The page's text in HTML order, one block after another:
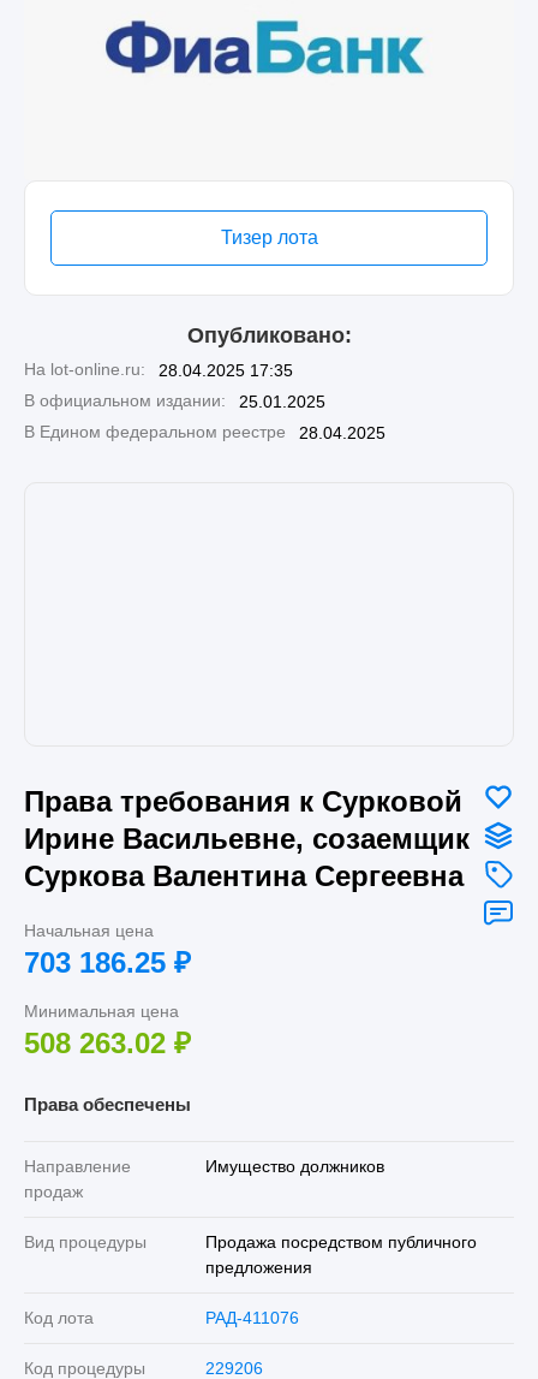
Тизер лота
Опубликовано:
На lot-online.ru:
28.04.2025 17:35
В официальном издании:
25.01.2025
В Едином федеральном реестре
28.04.2025
Права требования к Сурковой
Ирине Васильевне, созаемщик
Суркова Валентина Сергеевна
Начальная цена
703 186.25 ₽
Минимальная цена
508 263.02 ₽
Права обеспечены
Направление
продаж
Имущество должников
Вид процедуры
Продажа посредством публичного
предложения
Код лота РАД-411076
Код процедуры 229206